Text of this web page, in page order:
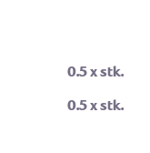
0.5x stk.
0.5x stk.